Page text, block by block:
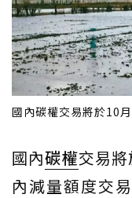
國內碳權交易將於10
國內碳權交易
內減量額度交